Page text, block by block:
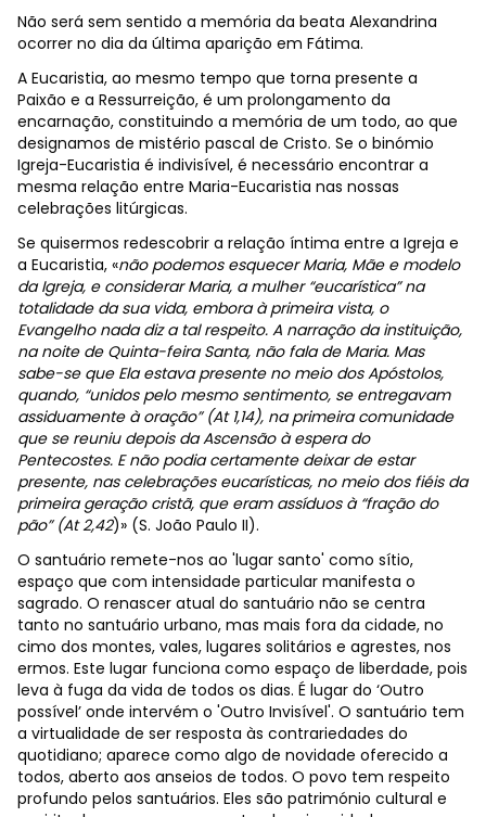
Não será sem sentido a memória da beata Alexandrina
ocorrer no dia da última aparição em Fátima.
A Eucaristia, ao mesmo tempo que torna presente a
Paixão e a Ressurreição, é um prolongamento da
encarnação, constituindo a memória de um todo, ao que
designamos de mistério pascal de Cristo. Se o binómio
Igreja-Eucaristia é indivisível, é necessário encontrar a
mesma relação entre Maria-Eucaristia nas nossas
celebrações litúrgicas.
Se quisermos redescobrir a relação íntima entre a Igreja e
a Eucaristia, «não podemos esquecer Maria, Mãe e modelo
da Igreja, e considerar Maria, a mulher “eucarística” na
totalidade da sua vida, embora à primeira vista, o
Evangelho nada diz a tal respeito. A narração da instituição,
na noite de Quinta-feira Santa, não fala de Maria. Mas
sabe-se que Ela estava presente no meio dos Apóstolos,
quando, “unidos pelo mesmo sentimento, se entregavam
assiduamente à oração” (At 1,14), na primeira comunidade
que se reuniu depois da Ascensão à espera do
Pentecostes. E não podia certamente deixar de estar
presente, nas celebrações eucarísticas, no meio dos fiéis da
primeira geração cristã, que eram assíduos à “fração do
pão” (At 2,42)» (S. João Paulo II).
O santuário remete-nos ao 'lugar santo' como sítio,
espaço que com intensidade particular manifesta o
sagrado. O renascer atual do santuário não se centra
tanto no santuário urbano, mas mais fora da cidade, no
cimo dos montes, vales, lugares solitários e agrestes, nos
ermos. Este lugar funciona como espaço de liberdade, pois
leva à fuga da vida de todos os dias. É lugar do ‘Outro
possível’ onde intervém o 'Outro Invisível'. O santuário tem
a virtualidade de ser resposta às contrariedades do
quotidiano; aparece como algo de novidade oferecido a
todos, aberto aos anseios de todos. O povo tem respeito
profundo pelos santuários. Eles são património cultural e